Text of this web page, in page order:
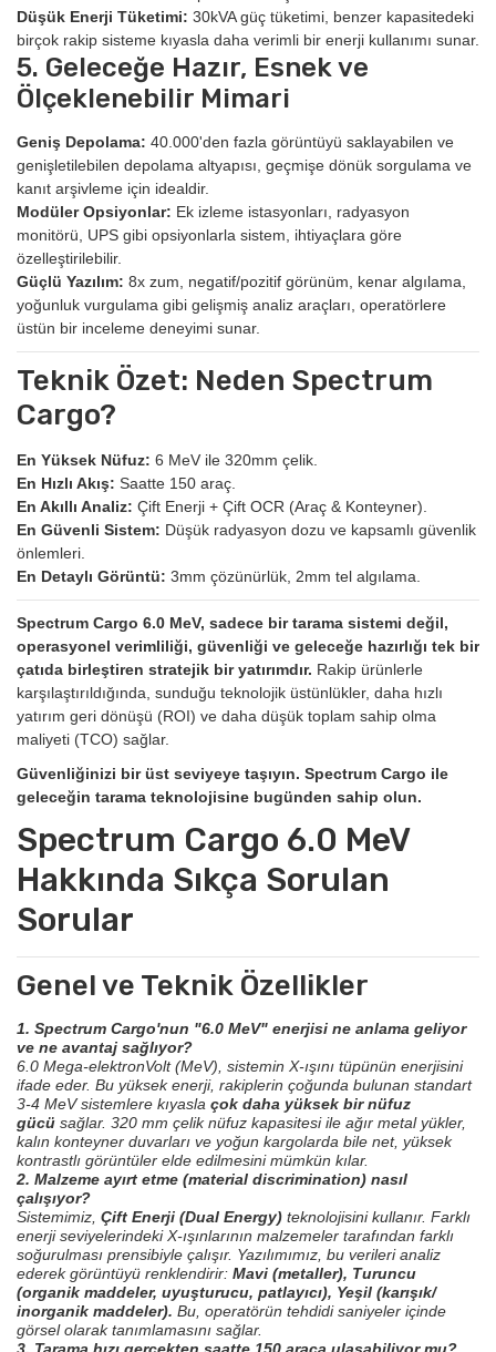
Düşük Enerji Tüketimi: 30kVA güç tüketimi, benzer kapasitedeki
birçok rakip sisteme kıyasla daha verimli bir enerji kullanımı sunar.
5. Geleceğe Hazır, Esnek ve
Ölçeklenebilir Mimari
Geniş Depolama: 40.000'den fazla görüntüyü saklayabilen ve
genişletilebilen depolama altyapısı, geçmişe dönük sorgulama ve
kanıt arşivleme için idealdir.
Modüler Opsiyonlar: Ek izleme istasyonları, radyasyon
monitörü, UPS gibi opsiyonlarla sistem, ihtiyaçlara göre
özelleştirilebilir.
Güçlü Yazılım: 8x zum, negatif/pozitif görünüm, kenar algılama,
yoğunluk vurgulama gibi gelişmiş analiz araçları, operatörlere
üstün bir inceleme deneyimi sunar.
Teknik Özet: Neden Spectrum
Cargo?
En Yüksek Nüfuz: 6 MeV ile 320mm çelik.
En Hızlı Akış: Saatte 150 araç.
En Akıllı Analiz: Çift Enerji + Çift OCR (Araç & Konteyner).
En Güvenli Sistem: Düşük radyasyon dozu ve kapsamlı güvenlik
önlemleri.
En Detaylı Görüntü: 3mm çözünürlük, 2mm tel algılama.
Spectrum Cargo 6.0 MeV, sadece bir tarama sistemi değil,
operasyonel verimliliği, güvenliği ve geleceğe hazırlığı tek bir
çatıda birleştiren stratejik bir yatırımdır. Rakip ürünlerle
karşılaştırıldığında, sunduğu teknolojik üstünlükler, daha hızlı
yatırım geri dönüşü (ROI) ve daha düşük toplam sahip olma
maliyeti (TCO) sağlar.
Güvenliğinizi bir üst seviyeye taşıyın. Spectrum Cargo ile
geleceğin tarama teknolojisine bugünden sahip olun.
Spectrum Cargo 6.0 MeV
Hakkında Sıkça Sorulan
Sorular
Genel ve Teknik Özellikler
1. Spectrum Cargo'nun "6.0 MeV" enerjisi ne anlama geliyor
ve ne avantaj sağlıyor?
6.0 Mega-elektronVolt (MeV), sistemin X-ışını tüpünün enerjisini
ifade eder. Bu yüksek enerji, rakiplerin çoğunda bulunan standart
3-4 MeV sistemlere kıyasla çok daha yüksek bir nüfuz
gücü sağlar. 320 mm çelik nüfuz kapasitesi ile ağır metal yükler,
kalın konteyner duvarları ve yoğun kargolarda bile net, yüksek
kontrastlı görüntüler elde edilmesini mümkün kılar.
2. Malzeme ayırt etme (material discrimination) nasıl
çalışıyor?
Sistemimiz, Çift Enerji (Dual Energy) teknolojisini kullanır. Farklı
enerji seviyelerindeki X-ışınlarının malzemeler tarafından farklı
soğurulması prensibiyle çalışır. Yazılımımız, bu verileri analiz
ederek görüntüyü renklendirir: Mavi (metaller), Turuncu
(organik maddeler, uyuşturucu, patlayıcı), Yeşil (karışık/
inorganik maddeler). Bu, operatörün tehdidi saniyeler içinde
görsel olarak tanımlamasını sağlar.
3. Tarama hızı gerçekten saatte 150 araca ulaşabiliyor mu?